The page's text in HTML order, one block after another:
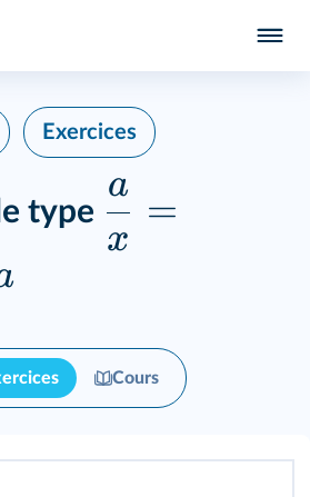
Exercices
type
x
a
=
Cours